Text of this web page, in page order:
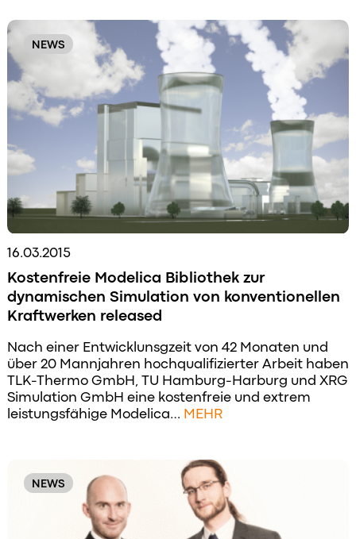
NEWS
16.03.2015
Kostenfreie Modelica Bibliothek zur
dynamischen Simulation von konventionellen
Kraftwerken released
Nach einer Entwicklunsgzeit von 42 Monaten und
über 20 Mannjahren hochqualifizierter Arbeit haben
TLK-Thermo GmbH, TU Hamburg-Harburg und XRG
Simulation GmbH eine kostenfreie und extrem
leistungsfähige Modelica… MEHR
NEWS